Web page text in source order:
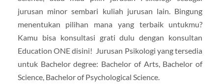
jurusan minor sembari kuliah jurusan lain. Bingung
menentukan pilihan mana yang terbaik untukmu?
Kamu bisa konsultasi grati dulu dengan konsultan
Education ONE disini! Jurusan Psikologi yang tersedia
untuk Bachelor degree: Bachelor of Arts, Bachelor of
Science, Bachelor of Psychological Science.